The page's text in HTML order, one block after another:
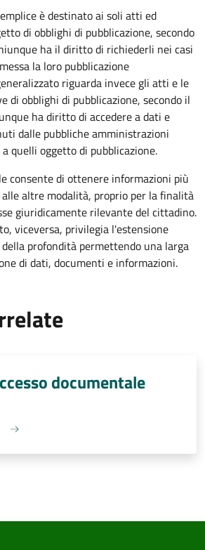
è destinato ai soli atti ed
di obblighi di pubblicazione, secondo
ha il diritto di richiederli nei casi
la loro pubblicazione
riguarda invece gli atti e le
di obblighi di pubblicazione, secondo il
ha diritto di accedere a dati e
dalle pubbliche amministrazioni
quelli oggetto di pubblicazione.
consente di ottenere informazioni più
altre modalità, proprio per la finalità
giuridicamente rilevante del cittadino.
viceversa, privilegia l'estensione
della profondità permettendo una larga
di dati, documenti e informazioni.
documentale